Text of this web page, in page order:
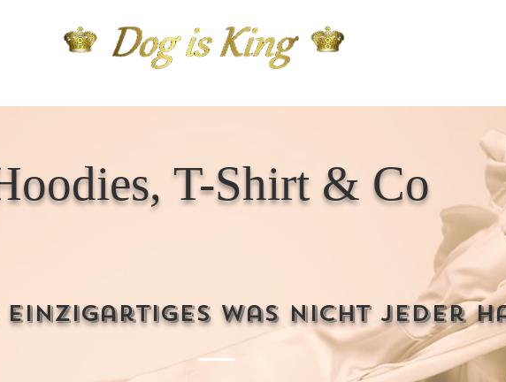
einzigartiges was nicht jeder
T-Shirt & Co